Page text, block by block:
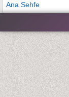
Ana Sehfe